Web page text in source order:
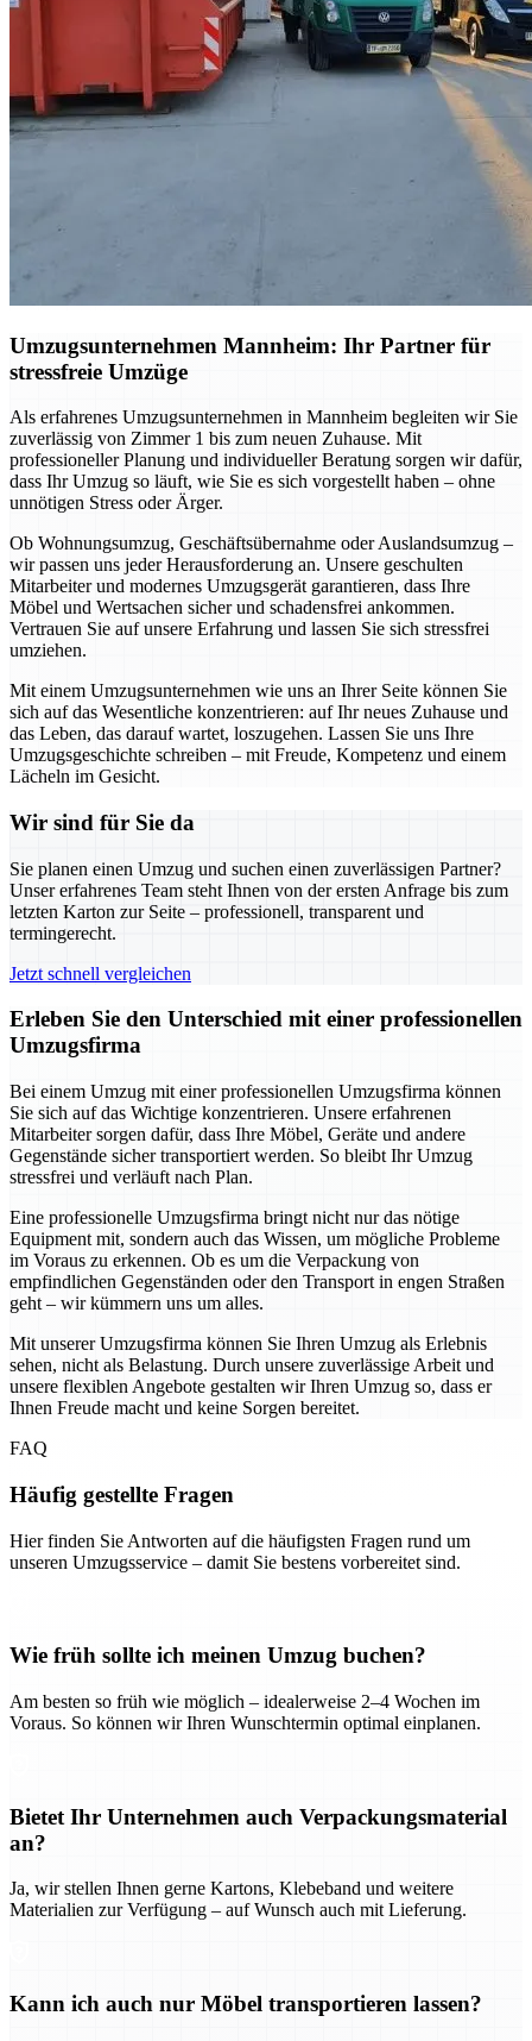
Umzugsunternehmen Mannheim: Ihr Partner für
stressfreie Umzüge
Als erfahrenes Umzugsunternehmen in Mannheim begleiten wir Sie
zuverlässig von Zimmer 1 bis zum neuen Zuhause. Mit
professioneller Planung und individueller Beratung sorgen wir dafür,
dass Ihr Umzug so läuft, wie Sie es sich vorgestellt haben – ohne
unnötigen Stress oder Ärger.
Ob Wohnungsumzug, Geschäftsübernahme oder Auslandsumzug –
wir passen uns jeder Herausforderung an. Unsere geschulten
Mitarbeiter und modernes Umzugsgerät garantieren, dass Ihre
Möbel und Wertsachen sicher und schadensfrei ankommen.
Vertrauen Sie auf unsere Erfahrung und lassen Sie sich stressfrei
umziehen.
Mit einem Umzugsunternehmen wie uns an Ihrer Seite können Sie
sich auf das Wesentliche konzentrieren: auf Ihr neues Zuhause und
das Leben, das darauf wartet, loszugehen. Lassen Sie uns Ihre
Umzugsgeschichte schreiben – mit Freude, Kompetenz und einem
Lächeln im Gesicht.
Wir sind für Sie da
Sie planen einen Umzug und suchen einen zuverlässigen Partner?
Unser erfahrenes Team steht Ihnen von der ersten Anfrage bis zum
letzten Karton zur Seite – professionell, transparent und
termingerecht.
Jetzt schnell vergleichen
Erleben Sie den Unterschied mit einer professionellen
Umzugsfirma
Bei einem Umzug mit einer professionellen Umzugsfirma können
Sie sich auf das Wichtige konzentrieren. Unsere erfahrenen
Mitarbeiter sorgen dafür, dass Ihre Möbel, Geräte und andere
Gegenstände sicher transportiert werden. So bleibt Ihr Umzug
stressfrei und verläuft nach Plan.
Eine professionelle Umzugsfirma bringt nicht nur das nötige
Equipment mit, sondern auch das Wissen, um mögliche Probleme
im Voraus zu erkennen. Ob es um die Verpackung von
empfindlichen Gegenständen oder den Transport in engen Straßen
geht – wir kümmern uns um alles.
Mit unserer Umzugsfirma können Sie Ihren Umzug als Erlebnis
sehen, nicht als Belastung. Durch unsere zuverlässige Arbeit und
unsere flexiblen Angebote gestalten wir Ihren Umzug so, dass er
Ihnen Freude macht und keine Sorgen bereitet.
FAQ
Häufig gestellte Fragen
Hier finden Sie Antworten auf die häufigsten Fragen rund um
unseren Umzugsservice – damit Sie bestens vorbereitet sind.
Wie früh sollte ich meinen Umzug buchen?
Am besten so früh wie möglich – idealerweise 2–4 Wochen im
Voraus. So können wir Ihren Wunschtermin optimal einplanen.
Bietet Ihr Unternehmen auch Verpackungsmaterial
an?
Ja, wir stellen Ihnen gerne Kartons, Klebeband und weitere
Materialien zur Verfügung – auf Wunsch auch mit Lieferung.
Kann ich auch nur Möbel transportieren lassen?